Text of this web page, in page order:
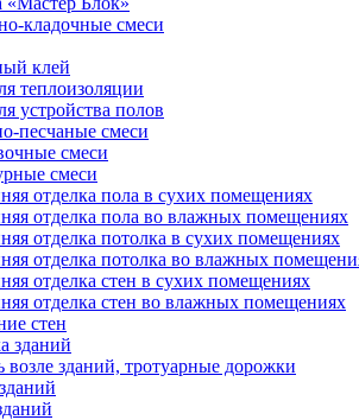
кладочные смеси
клей
теплоизоляции
устройства полов
песчаные смеси
смеси
смеси
отделка пола в сухих помещениях
отделка пола во влажных помещениях
отделка потолка в сухих помещениях
отделка потолка во влажных
отделка стен в сухих помещениях
отделка стен во влажных помещениях
стен
зданий
зданий, тротуарные дорожки